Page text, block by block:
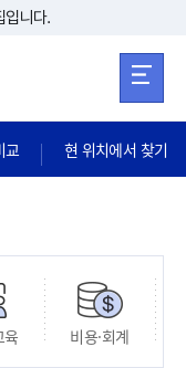
입니다.
교 현 위치에서 찾기
육 비용·회계